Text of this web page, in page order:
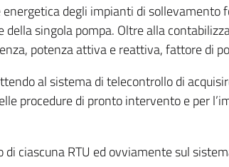
degli impianti di sollevamento
singola pompa. Oltre alla
potenza attiva e reattiva, fattore di
al sistema di telecontrollo di
procedure di pronto intervento e per
ciascuna RTU ed ovviamente sul